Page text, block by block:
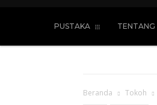
PUSTAKA TENTANG
Beranda Tokoh